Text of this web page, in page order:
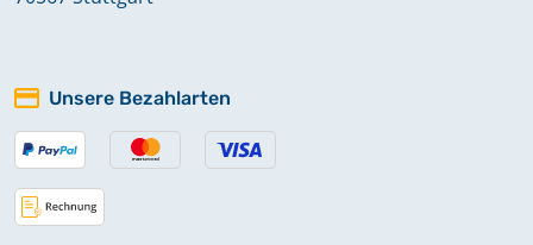
Unsere Bezahlarten